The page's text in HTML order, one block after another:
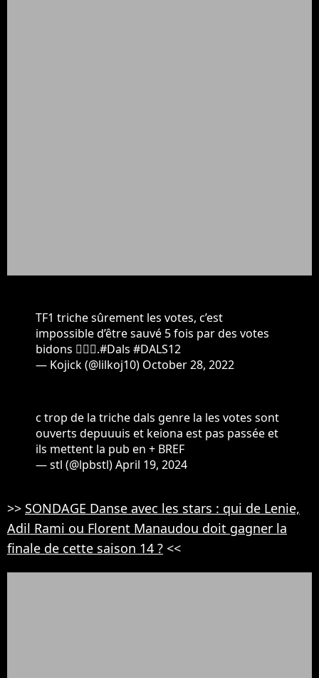
TF1 triche sûrement les votes, c’est
impossible d’être sauvé 5 fois par des votes
bidons 🤦🏾‍♂️.#Dals #DALS12
— Kojick (@lilkoj10) October 28, 2022
c trop de la triche dals genre la les votes sont
ouverts depuuuis et keiona est pas passée et
ils mettent la pub en + BREF
— stl (@lpbstl)April 19, 2024
>> SONDAGE Danse avec les stars : qui de Lenie,
Adil Rami ou Florent Manaudou doit gagner la
finale de cette saison 14 ? <<